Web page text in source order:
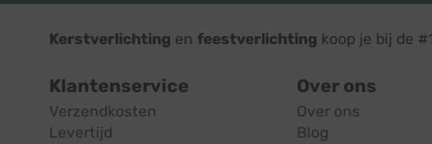
Kerstverlichting en feestverlichting koop je bij de
Klantenservice
Verzendkosten
Levertijd
Over ons
Over ons
Blog